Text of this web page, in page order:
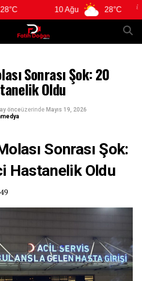
28°C 11
Sonrası Şok: 20
Oldu
önceüzerinde Mayıs 19, 2026
Sonrası Şok:
Hastanelik Oldu